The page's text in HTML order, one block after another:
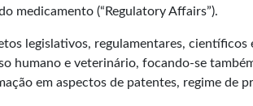
medicamento (“Regulatory Affairs”).
legislativos, regulamentares,
humano e veterinário, focando-se
em aspectos de patentes, regime de